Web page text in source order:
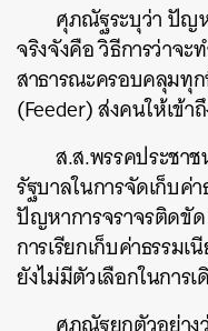
ศุภณัฐระบุว่า ปัญ
จริงจังคือ วิธีการว่าจ
สาธารณะครอบคลุมทุ
(Feeder) ส่งคนให้เข้า
ส.ส.พรรคประชา
รัฐบาลในการจัดเก็บค่
ปัญหาการจราจรติดขั
การเรียกเก็บค่าธรรม
ยังไม่มีตัวเลือกในการ